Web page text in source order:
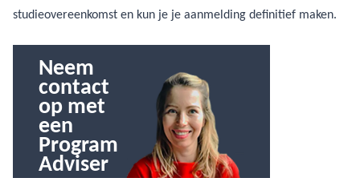
studieovereenkomst en kun je je aanmelding definitief maken.
Neem
contact
op met
een
Program
Adviser